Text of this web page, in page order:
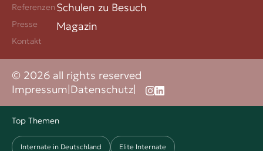
Referenzen
Presse
Kontakt
Schulen zu Besuch
Magazin
© 2026 all rights reserved
Impressum|Datenschutz|
Top Themen
Internate in Deutschland Elite Internate